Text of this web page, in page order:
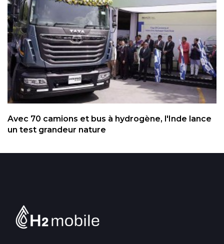
Avec 70 camions et bus à hydrogène, l'Inde lance
un test grandeur nature